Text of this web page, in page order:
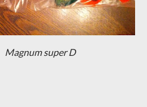
Magnum super D